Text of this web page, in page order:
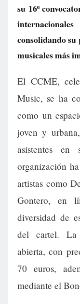
su 16ª
consolidando su
musicales más
El CCME,
Music, se ha
como un
joven y
asistentes en
organización
artistas como
Gontero, en
diversidad de
del cartel. La
abierta, con
70 euros,
mediante el